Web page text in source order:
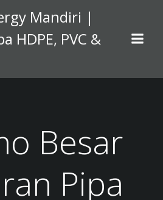
to
content
Mandiri |
HDPE, PVC &
Besar
Pipa